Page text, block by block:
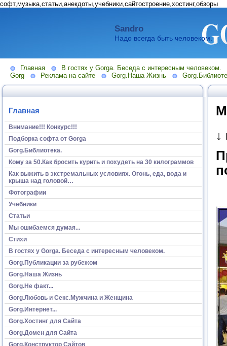
софт,музыка,статьи,анекдоты,учебники,сайтостроение,хостинг,обзоры
Sandro
Надо всегда быть человеком.
Главная
В гостях у Gorga. Беседа с интересным человеком.
Gorg
Реклама на сайте Gorg.Наша Жизнь
Главная
Внимание!!! Конкурс!!!
Подборка софта от Gorga
Gorg.Библиотека.
Кому за 50.Как бросить курить и похудеть на 30 килограммов
Как выжить в экстремальных условиях. Огонь, еда, вода и
крыша над головой…
Фотографии
Учебники
Статьи
Мы ошибаемся думая...
Стихи
В гостях у Gorga. Беседа с интересным человеком.
Gorg.Публикации за рубежом
Gorg.Наша Жизнь
Gorg.Не факт...
Gorg.Любовь и Секс.Мужчина и Женщина
Gorg.Интернет...
Gorg.Хостинг для Сайта
Gorg.Домен для Сайта
Gorg.Конструктор Сайтов